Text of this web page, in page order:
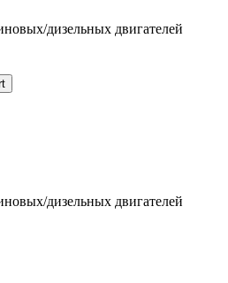
дизельных двигателей
дизельных двигателей